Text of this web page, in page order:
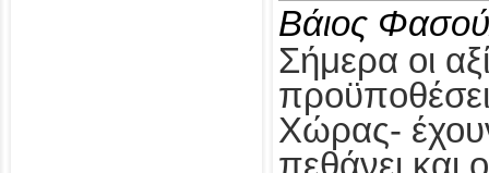
Βάιος
Σήμερα οι
Χώρας-